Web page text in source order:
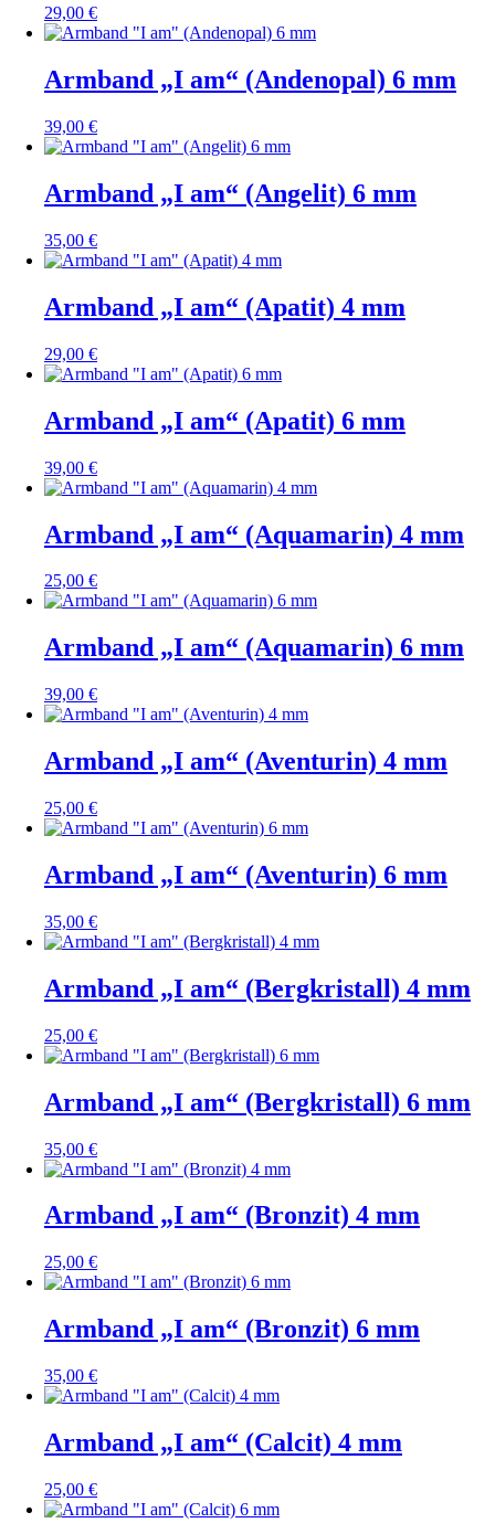
29,00 €
Armband „I am“ (Andenopal) 6 mm
39,00 €
Armband „I am“ (Angelit) 6 mm
35,00 €
Armband „I am“ (Apatit) 4 mm
29,00 €
Armband „I am“ (Apatit) 6 mm
39,00 €
Armband „I am“ (Aquamarin) 4 mm
25,00 €
Armband „I am“ (Aquamarin) 6 mm
39,00 €
Armband „I am“ (Aventurin) 4 mm
25,00 €
Armband „I am“ (Aventurin) 6 mm
35,00 €
Armband „I am“ (Bergkristall) 4 mm
25,00 €
Armband „I am“ (Bergkristall) 6 mm
35,00 €
Armband „I am“ (Bronzit) 4 mm
25,00 €
Armband „I am“ (Bronzit) 6 mm
35,00 €
Armband „I am“ (Calcit) 4 mm
25,00 €